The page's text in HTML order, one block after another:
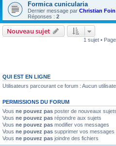
Formica cunicularia
Dernier message par Christian Foin
Réponses : 2
Nouveau sujet
1 sujet • Page
QUI EST EN LIGNE
Utilisateurs parcourant ce forum : Aucun
PERMISSIONS DU FORUM
Vous ne pouvez pas poster de nouveaux sujets
Vous ne pouvez pas répondre aux sujets
Vous ne pouvez pas modifier vos messages
Vous ne pouvez pas supprimer vos messages
Vous ne pouvez pas joindre des fichiers